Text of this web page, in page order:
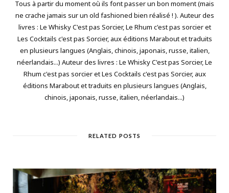
Tous à partir du moment où ils font passer un bon moment (mais
ne crache jamais sur un old fashioned bien réalisé ! ). Auteur des
livres : Le Whisky C'est pas Sorcier, Le Rhum c'est pas sorcier et
Les Cocktails c'est pas Sorcier, aux éditions Marabout et traduits
en plusieurs langues (Anglais, chinois, japonais, russe, italien,
néerlandais...) Auteur des livres : Le Whisky C'est pas Sorcier, Le
Rhum c'est pas sorcier et Les Cocktails c'est pas Sorcier, aux
éditions Marabout et traduits en plusieurs langues (Anglais,
chinois, japonais, russe, italien, néerlandais...)
RELATED POSTS